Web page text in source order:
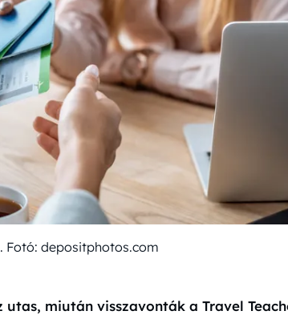
Fotó: depositphotos.com
miután visszavonták a Travel